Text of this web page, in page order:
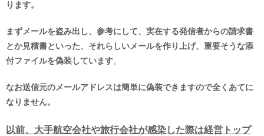
ります。
まずメールを盗み出し、参考にして、実在する発信者からの請求書
とか見積書といった、それらしいメールを作り上げ、重要そうな添
付ファイルを偽装しています。
なお送信元のメールアドレスは簡単に偽装できますので全くあてに
なりません。
以前、大手航空会社や旅行会社が感染した際は経営トップ